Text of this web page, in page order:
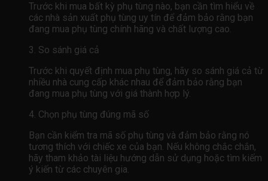
Trước khi mua bất kỳ phụ tùng nào, bạn cần tìm hiểu về
các nhà sản xuất phụ tùng uy tín để đảm bảo rằng bạn
đang mua phụ tùng chính hãng và chất lượng cao.
3. So sánh giá cả
Trước khi quyết định mua phụ tùng, hãy so sánh giá cả từ
nhiều nhà cung cấp khác nhau để đảm bảo rằng bạn
đang mua phụ tùng với giá thành hợp lý.
4. Chọn phụ tùng đúng mã số
Bạn cần kiểm tra mã số phụ tùng và đảm bảo rằng nó
tương thích với chiếc xe của bạn. Nếu không chắc chắn,
hãy tham khảo tài liệu hướng dẫn sử dụng hoặc tìm kiếm
ý kiến ​​từ các chuyên gia.